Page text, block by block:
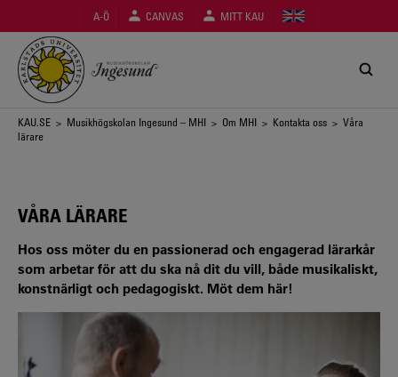
huvudinnehåll
A-Ö CANVAS MITT KAU
Länkstig
KAU.SE > Musikhögskolan Ingesund – MHI > Om MHI > Kontakta oss > Våra
lärare
VÅRA LÄRARE
Hos oss möter du en passionerad och engagerad lärarkår
som arbetar för att du ska nå dit du vill, både musikaliskt,
konstnärligt och pedagogiskt. Möt dem här!